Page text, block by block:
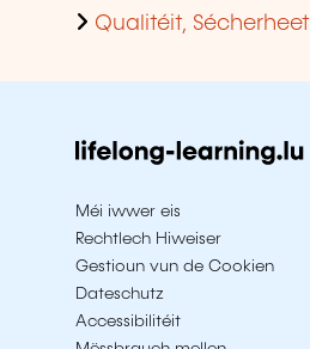
Qualitéit, Sécherheet
Méi iwwer eis
Rechtlech Hiweiser
Gestioun vun de Cookien
Dateschutz
Accessibilitéit